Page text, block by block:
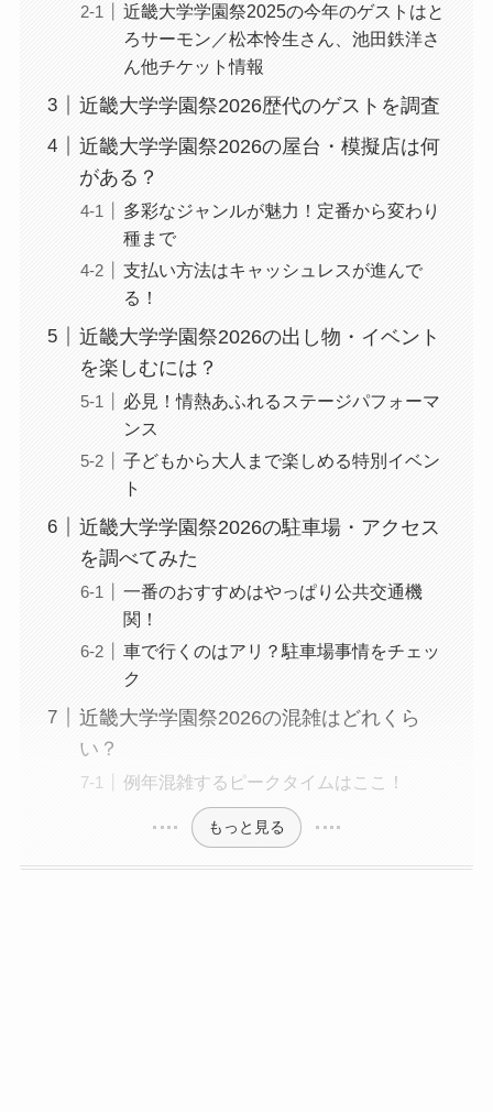
近畿大学学園祭2025の今年のゲストはと
ろサーモン／松本怜生さん、池田鉄洋さ
ん他チケット情報
近畿大学学園祭2026歴代のゲストを調査
近畿大学学園祭2026の屋台・模擬店は何
がある？
多彩なジャンルが魅力！定番から変わり
種まで
支払い方法はキャッシュレスが進んで
る！
近畿大学学園祭2026の出し物・イベント
を楽しむには？
必見！情熱あふれるステージパフォーマ
ンス
子どもから大人まで楽しめる特別イベン
ト
近畿大学学園祭2026の駐車場・アクセス
を調べてみた
一番のおすすめはやっぱり公共交通機
関！
車で行くのはアリ？駐車場事情をチェッ
ク
近畿大学学園祭2026の混雑はどれくら
い？
例年混雑するピークタイムはここ！
もっと見る